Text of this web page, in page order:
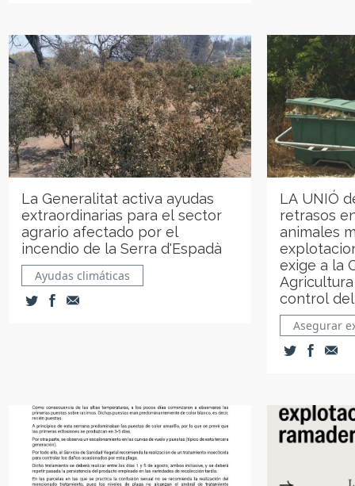
La Generalitat activa ayudas
extraordinarias para el sector
agrario afectado por el
incendio de la Serra d'Espadà
Ayudas climáticas
LA UNIÓ
retrasos
animales
exige a la
control
Asegurar